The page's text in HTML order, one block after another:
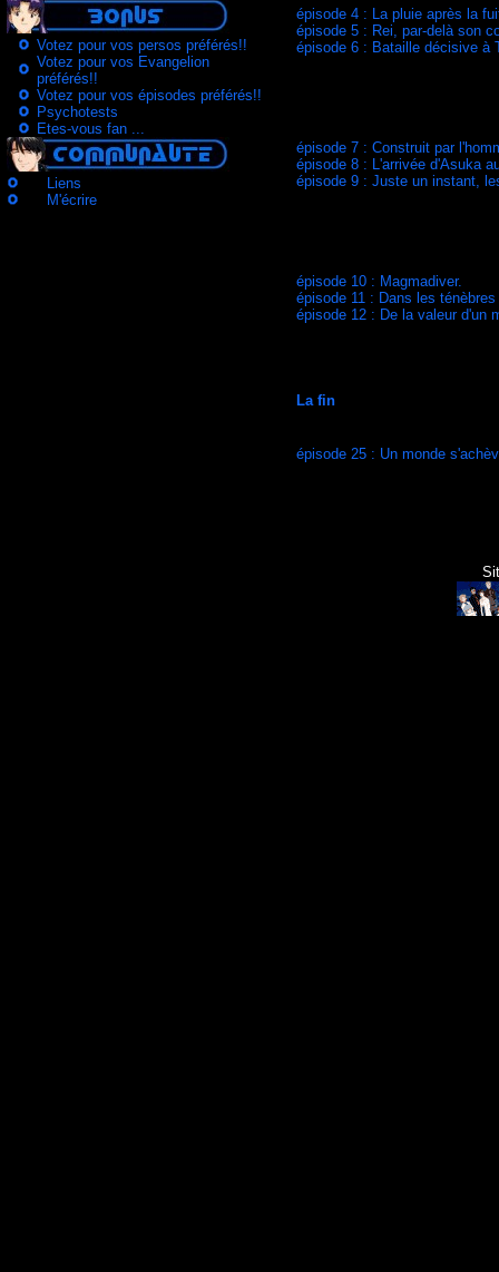
Votez pour vos persos préférés!!
Votez pour vos Evangelion
préférés!!
Votez pour vos épisodes préférés!!
Psychotests
Etes-vous fan ...
Liens
M'écrire
épisode 4 : La pluie après la
épisode 5 : Rei, par-delà son
épisode 6 : Bataille décisive à
épisode 7 : Construit par
épisode 8 : L'arrivée d'Asuka
épisode 9 : Juste un instant,
épisode 10 : Magmadiver.
épisode 11 : Dans les
épisode 12 : De la valeur d'un
La fin
épisode 25 : Un monde